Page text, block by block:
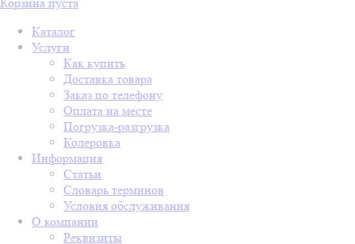
Каталог
Услуги
Как купить
Доставка товара
Заказ по телефону
Оплата на месте
Погрузка-разгрузка
Колеровка
Информация
Статьи
Словарь терминов
Условия обслуживания
О компании
Реквизиты